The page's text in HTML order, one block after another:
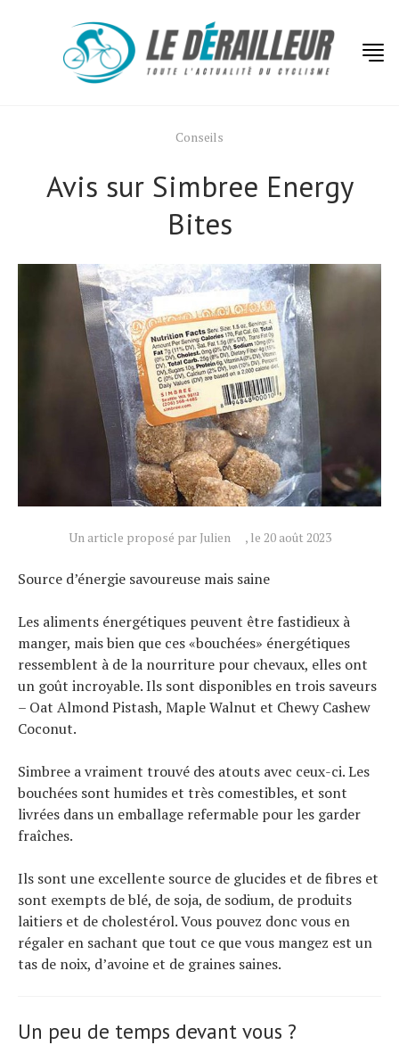
Conseils
Avis sur Simbree Energy
Bites
Un article proposé par Julien , le 20 août 2023
Source d’énergie savoureuse mais saine
Les aliments énergétiques peuvent être fastidieux à
manger, mais bien que ces «bouchées» énergétiques
ressemblent à de la nourriture pour chevaux, elles ont
un goût incroyable. Ils sont disponibles en trois saveurs
– Oat Almond Pistash, Maple Walnut et Chewy Cashew
Coconut.
Simbree a vraiment trouvé des atouts avec ceux-ci. Les
bouchées sont humides et très comestibles, et sont
livrées dans un emballage refermable pour les garder
fraîches.
Ils sont une excellente source de glucides et de fibres et
sont exempts de blé, de soja, de sodium, de produits
laitiers et de cholestérol. Vous pouvez donc vous en
régaler en sachant que tout ce que vous mangez est un
tas de noix, d’avoine et de graines saines.
Un peu de temps devant vous ?
Technologies
Tests de produits
Tous nos articles